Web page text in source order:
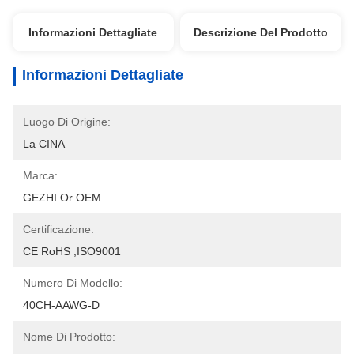
Informazioni Dettagliate Descrizione Del Prodotto
Informazioni Dettagliate
Luogo Di Origine:
La CINA
Marca:
GEZHI Or OEM
Certificazione:
CE RoHS ,ISO9001
Numero Di Modello:
40CH-AAWG-D
Nome Di Prodotto: